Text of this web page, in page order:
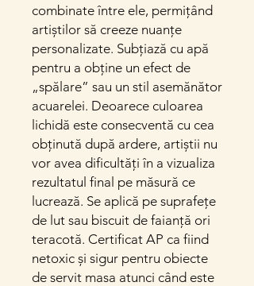
combinate între ele, permițând
artiștilor să creeze nuanțe
personalizate. Subțiază cu apă
pentru a obține un efect de
„spălare” sau un stil asemănător
acuarelei. Deoarece culoarea
lichidă este consecventă cu cea
obținută după ardere, artiștii nu
vor avea dificultăți în a vizualiza
rezultatul final pe măsură ce
lucrează. Se aplică pe suprafețe
de lut sau biscuit de faianță ori
teracotă. Certificat AP ca fiind
netoxic și sigur pentru obiecte
de servit masa atunci când este